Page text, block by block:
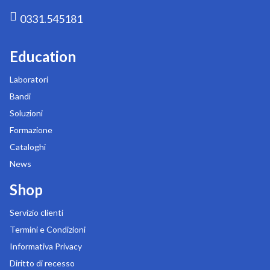
0331.545181
Education
Laboratori
Bandi
Soluzioni
Formazione
Cataloghi
News
Shop
Servizio clienti
Termini e Condizioni
Informativa Privacy
Diritto di recesso